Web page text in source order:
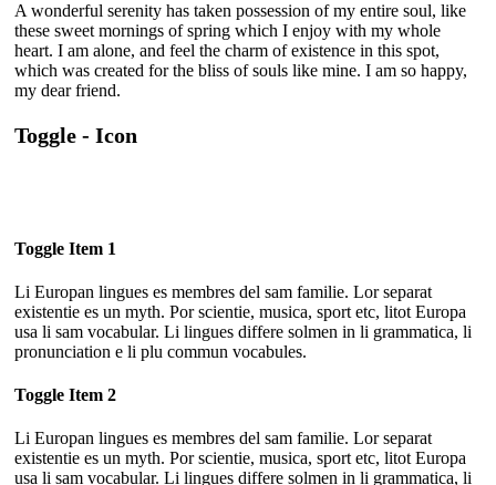
A wonderful serenity has taken possession of my entire soul, like
these sweet mornings of spring which I enjoy with my whole
heart. I am alone, and feel the charm of existence in this spot,
which was created for the bliss of souls like mine. I am so happy,
my dear friend.
Toggle - Icon
Toggle Item 1
Li Europan lingues es membres del sam familie. Lor separat
existentie es un myth. Por scientie, musica, sport etc, litot Europa
usa li sam vocabular. Li lingues differe solmen in li grammatica, li
pronunciation e li plu commun vocabules.
Toggle Item 2
Li Europan lingues es membres del sam familie. Lor separat
existentie es un myth. Por scientie, musica, sport etc, litot Europa
usa li sam vocabular. Li lingues differe solmen in li grammatica, li